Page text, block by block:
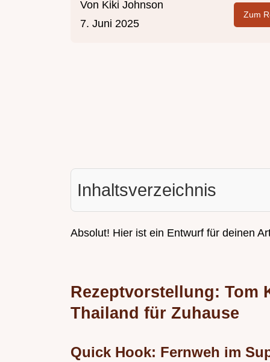
Von Kiki Johnson
7. Juni 2025
Zum
Inhaltsverzeichnis
Absolut! Hier ist ein Entwurf für deinen
Rezeptvorstellung: Tom
Thailand für Zuhause
Quick Hook: Fernweh im